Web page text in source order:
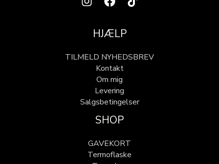
HJÆLP
TILMELD NYHEDSBREV
Kontakt
Om mig
Levering
Salgsbetingelser
SHOP
GAVEKORT
Termoflaske